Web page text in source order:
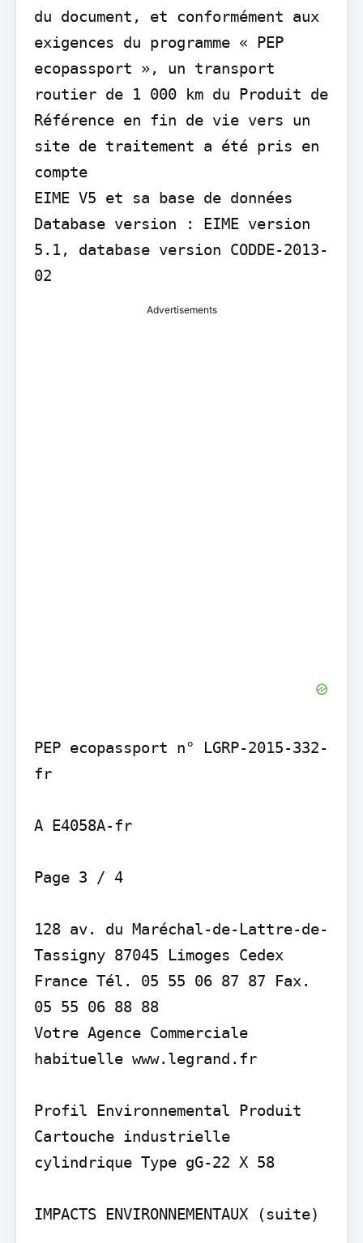
du document, et conformément aux
exigences du programme « PEP
ecopassport », un transport
routier de 1 000 km du Produit de
Référence en fin de vie vers un
site de traitement a été pris en
compte
EIME V5 et sa base de données
Database version : EIME version
5.1, database version CODDE-2013-
02
Advertisements
PEP ecopassport n° LGRP-2015-332-
fr
A E4058A-fr
Page 3 / 4
128 av. du Maréchal-de-Lattre-de-
Tassigny 87045 Limoges Cedex
France Tél. 05 55 06 87 87 Fax.
05 55 06 88 88
Votre Agence Commerciale
habituelle www.legrand.fr
Profil Environnemental Produit
Cartouche industrielle
cylindrique Type gG-22 X 58
IMPACTS ENVIRONNEMENTAUX (suite)